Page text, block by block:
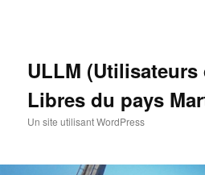
ULLM
Libres du pays
Un site utilisant WordPress